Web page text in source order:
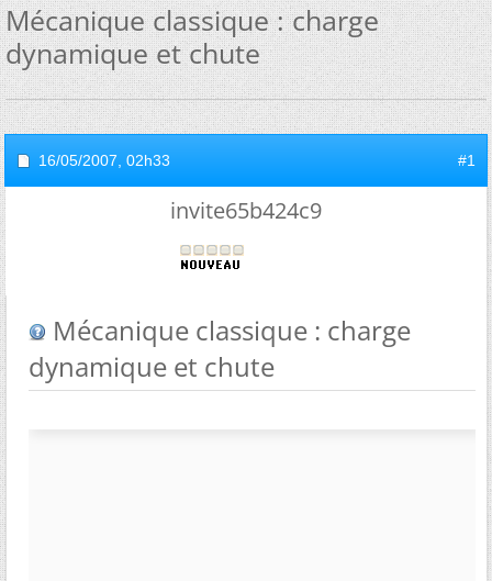
Mécanique classique : charge
dynamique et chute
16/05/2007, 02h33 #1
invite65b424c9
Mécanique classique : charge
dynamique et chute